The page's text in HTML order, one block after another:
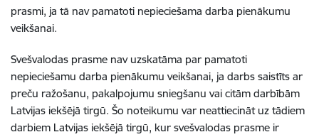
prasmi, ja tā nav pamatoti nepieciešama darba pienākumu
veikšanai.
Svešvalodas prasme nav uzskatāma par pamatoti
nepieciešamu darba pienākumu veikšanai, ja darbs saistīts ar
preču ražošanu, pakalpojumu sniegšanu vai citām darbībām
Latvijas iekšējā tirgū. Šo noteikumu var neattiecināt uz tādiem
darbiem Latvijas iekšējā tirgū, kur svešvalodas prasme ir